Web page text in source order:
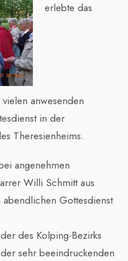
erlebte das
anwesenden
in der
Theresienheims.
angenehmen
Willi Schmitt aus
Gottesdienst
des Kolping-Bezirks
sehr beeindruckenden